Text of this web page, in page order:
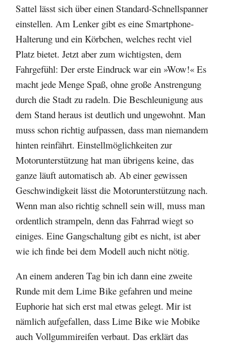
Sattel lässt sich über einen Standard-Schnellspanner
einstellen. Am Lenker gibt es eine Smartphone-
Halterung und ein Körbchen, welches recht viel
Platz bietet. Jetzt aber zum wichtigsten, dem
Fahrgefühl: Der erste Eindruck war ein »Wow!« Es
macht jede Menge Spaß, ohne große Anstrengung
durch die Stadt zu radeln. Die Beschleunigung aus
dem Stand heraus ist deutlich und ungewohnt. Man
muss schon richtig aufpassen, dass man niemandem
hinten reinfährt. Einstellmöglichkeiten zur
Motorunterstützung hat man übrigens keine, das
ganze läuft automatisch ab. Ab einer gewissen
Geschwindigkeit lässt die Motorunterstützung nach.
Wenn man also richtig schnell sein will, muss man
ordentlich strampeln, denn das Fahrrad wiegt so
einiges. Eine Gangschaltung gibt es nicht, ist aber
wie ich finde bei dem Modell auch nicht nötig.
An einem anderen Tag bin ich dann eine zweite
Runde mit dem Lime Bike gefahren und meine
Euphorie hat sich erst mal etwas gelegt. Mir ist
nämlich aufgefallen, dass Lime Bike wie Mobike
auch Vollgummireifen verbaut. Das erklärt das